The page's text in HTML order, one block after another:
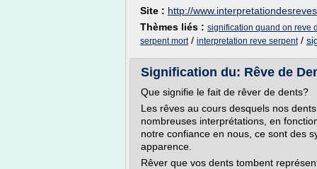
Site : http://
Thèmes liés : signification quand on reve
serpent mort/ interpretation reve serpent/
Signification du: Rêve de
Que signifie le fait de rêver de dents?
Les rêves au cours desquels nos
nombreuses interprétations, en
notre confiance en nous, ce sont des
apparence.
Rêver que vos dents tombent